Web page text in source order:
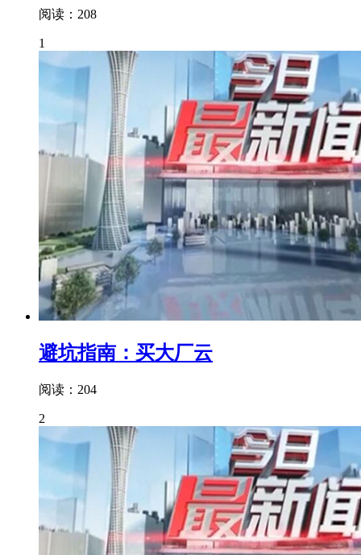
阅读：208
1
避坑指南：买大厂云
阅读：204
2